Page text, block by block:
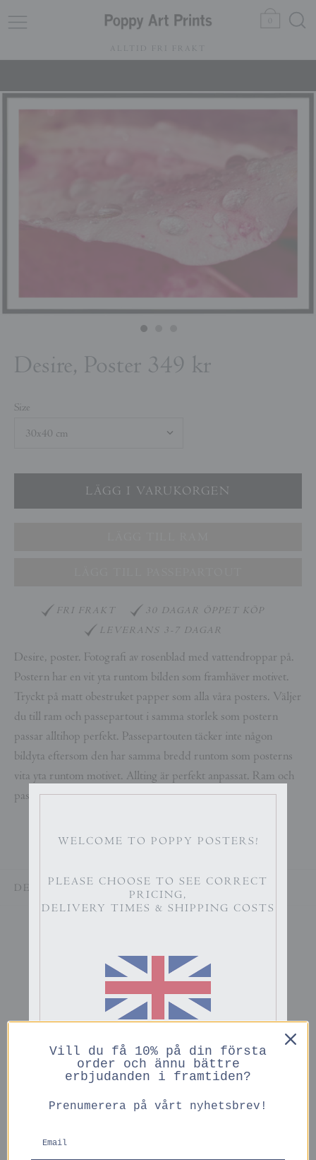
ALLTID FRI FRAKT
Desire, Poster 349 kr
Size
FRI FRAKT
30 DAGAR ÖPPET KÖP
LEVERANS 3-7 DAGAR
Desire, poster. Fotografi av rosenblad med vattendroppar på.
Postern har en vit yta runtom bilden som framhäver motivet.
Tryckt på matt obestruket papper som alla våra posters. Väljer
du till ram och passepartout i samma storlek som postern
passar alltihop perfekt. Passepartouten täcker inte någon
bildyta eftersom den har samma bredd runtom som posterns
vita yta runtom motivet. Allting är perfekt anpassat. Ram och
passepartout ingår ej.
DELA
Du kanske också gillar
WELCOME TO POPPY POSTERS!
PLEASE CHOOSE TO SEE CORRECT
PRICING,
DELIVERY TIMES & SHIPPING COSTS
PRICES IN GBP
Vill du få 10% på din första
order och ännu bättre
erbjudanden i framtiden?
Prenumerera på vårt nyhetsbrev!